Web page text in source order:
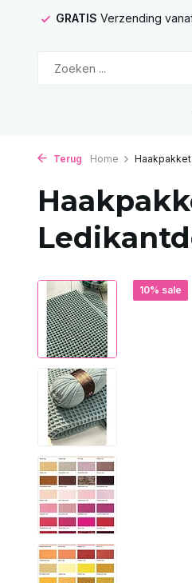
GRATIS Verzending
Terug Home
10% sale